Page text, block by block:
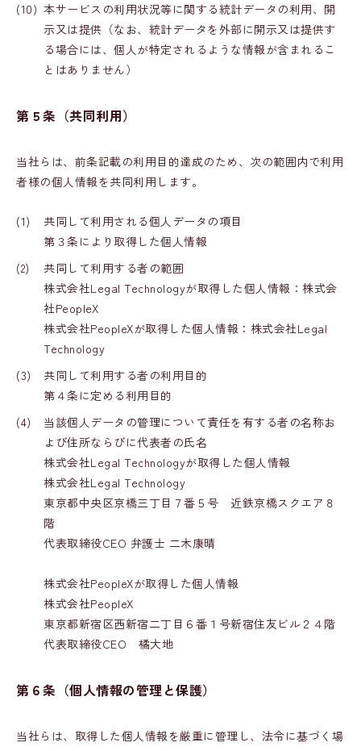
(10) 本サービスの利用状況等に関する統計データの利用、開
示又は提供（なお、統計データを外部に開示又は提供す
る場合には、個人が特定されるような情報が含まれるこ
とはありません）
第５条（共同利用）
当社らは、前条記載の利用目的達成のため、次の範囲内で利用
者様の個人情報を共同利用します。
(1)
共同して利用される個人データの項目
第３条により取得した個人情報
(2)
共同して利用する者の範囲
株式会社Legal Technologyが取得した個人情報：株式会
社PeopleX
株式会社PeopleXが取得した個人情報：株式会社Legal
Technology
(3)
共同して利用する者の利用目的
第４条に定める利用目的
(4)
当該個人データの管理について責任を有する者の名称お
よび住所ならびに代表者の氏名
株式会社Legal Technologyが取得した個人情報
株式会社Legal Technology
東京都中央区京橋三丁目７番５号 近鉄京橋スクエア８
階
代表取締役CEO 弁護士 二木康晴
株式会社PeopleXが取得した個人情報
株式会社PeopleX
東京都新宿区西新宿二丁目６番１号新宿住友ビル２４階
代表取締役CEO 橘大地
第６条（個人情報の管理と保護）
当社らは、取得した個人情報を厳重に管理し、法令に基づく場